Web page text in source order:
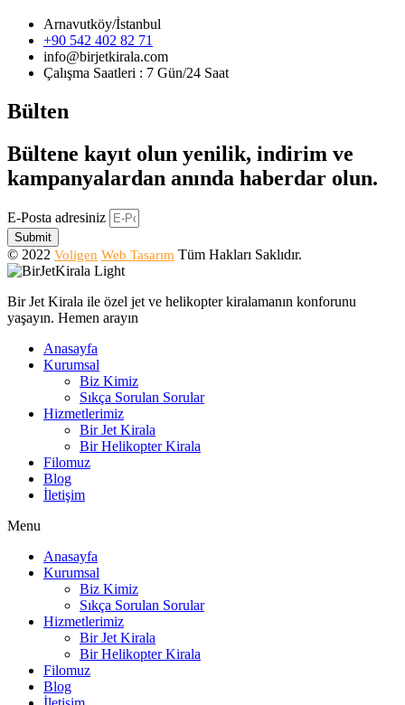
Arnavutköy/İstanbul
+90 542 402 82 71
info@birjetkirala.com
Çalışma Saatleri : 7 Gün/24 Saat
Bülten
Bültene kayıt olun yenilik, indirim ve
kampanyalardan anında haberdar olun.
E-Posta adresiniz
Submit
© 2022 Voligen Web Tasarım Tüm Hakları Saklıdır.
Bir Jet Kirala ile özel jet ve helikopter kiralamanın konforunu
yaşayın. Hemen arayın
Anasayfa
Kurumsal
Biz Kimiz
Sıkça Sorulan Sorular
Hizmetlerimiz
Bir Jet Kirala
Bir Helikopter Kirala
Filomuz
Blog
İletişim
Menu
Anasayfa
Kurumsal
Biz Kimiz
Sıkça Sorulan Sorular
Hizmetlerimiz
Bir Jet Kirala
Bir Helikopter Kirala
Filomuz
Blog